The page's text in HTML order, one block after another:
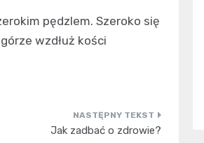
pędzlem. Szeroko się
wzdłuż kości
Jak zadbać o zdrowie?